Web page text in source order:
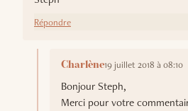
Répondre
Charlène19 juillet 2018 à 08:10
Bonjour Steph,
Merci pour votre